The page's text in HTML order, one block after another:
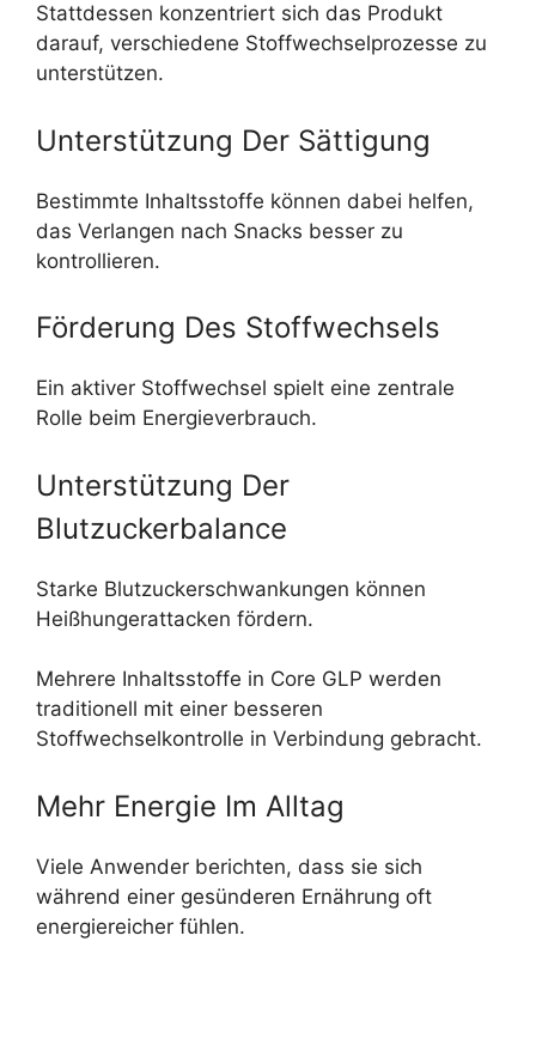
Stattdessen konzentriert sich das Produkt
darauf, verschiedene Stoffwechselprozesse zu
unterstützen.
Unterstützung Der Sättigung
Bestimmte Inhaltsstoffe können dabei helfen,
das Verlangen nach Snacks besser zu
kontrollieren.
Förderung Des Stoffwechsels
Ein aktiver Stoffwechsel spielt eine zentrale
Rolle beim Energieverbrauch.
Unterstützung Der
Blutzuckerbalance
Starke Blutzuckerschwankungen können
Heißhungerattacken fördern.
Mehrere Inhaltsstoffe in Core GLP werden
traditionell mit einer besseren
Stoffwechselkontrolle in Verbindung gebracht.
Mehr Energie Im Alltag
Viele Anwender berichten, dass sie sich
während einer gesünderen Ernährung oft
energiereicher fühlen.